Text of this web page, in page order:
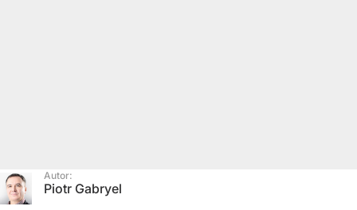
Autor:
Piotr Gabryel